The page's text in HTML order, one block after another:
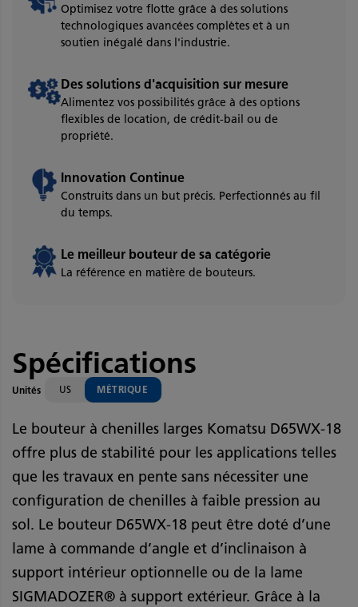
Optimisez votre flotte grâce à des solutions
technologiques avancées complètes et à un
soutien inégalé dans l'industrie.
Des solutions d'acquisition sur mesure
Alimentez vos possibilités grâce à des options
flexibles de location, de crédit-bail ou de
propriété.
Innovation Continue
Construits dans un but précis. Perfectionnés au fil
du temps.
Le meilleur bouteur de sa catégorie
La référence en matière de bouteurs.
Spécifications
Unités US MÉTRIQUE
Le bouteur à chenilles larges Komatsu D65WX-18
offre plus de stabilité pour les applications telles
que les travaux en pente sans nécessiter une
configuration de chenilles à faible pression au
sol. Le bouteur D65WX-18 peut être doté d’une
lame à commande d’angle et d’inclinaison à
support intérieur optionnelle ou de la lame
SIGMADOZER® à support extérieur. Grâce à la